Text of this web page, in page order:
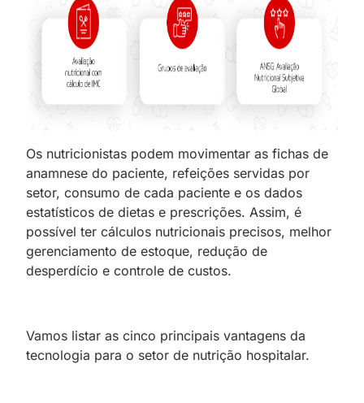
Os nutricionistas podem movimentar as fichas de
anamnese do paciente, refeições servidas por
setor, consumo de cada paciente e os dados
estatísticos de dietas e prescrições. Assim, é
possível ter cálculos nutricionais precisos, melhor
gerenciamento de estoque, redução de
desperdício e controle de custos.
Vamos listar as cinco principais vantagens da
tecnologia para o setor de nutrição hospitalar.